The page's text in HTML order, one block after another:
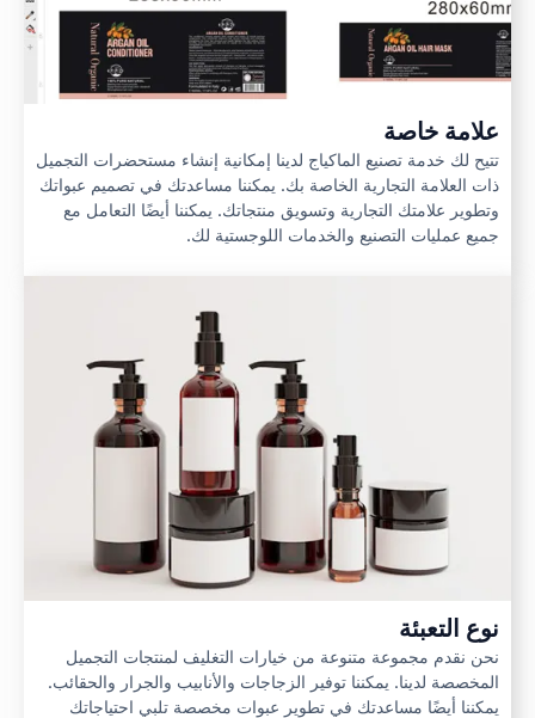
علامة خاصة
تتيح لك خدمة تصنيع الماكياج لدينا إمكانية إنشاء مستحضرات التجميل
ذات العلامة التجارية الخاصة بك. يمكننا مساعدتك في تصميم عبواتك
وتطوير علامتك التجارية وتسويق منتجاتك. يمكننا أيضًا التعامل مع
جميع عمليات التصنيع والخدمات اللوجستية لك.
نوع التعبئة
نحن نقدم مجموعة متنوعة من خيارات التغليف لمنتجات التجميل
المخصصة لدينا. يمكننا توفير الزجاجات والأنابيب والجرار والحقائب.
يمكننا أيضًا مساعدتك في تطوير عبوات مخصصة تلبي احتياجاتك